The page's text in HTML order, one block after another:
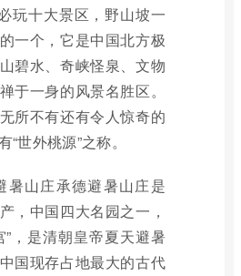
玩十大景区，野山坡一
一个，它是中国北方极
碧水、奇峡怪泉、文物
于一身的风景名胜区。
所不有还有令人惊奇的
“世外桃源”之称。
暑山庄承德避暑山庄是
，中国四大名园之一，
”，是清朝皇帝夏天避暑
国现存占地最大的古代